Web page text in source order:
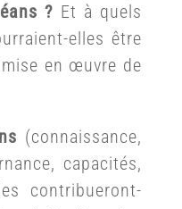
? Et à quels
elles être
en œuvre de
(connaissance,
capacités,
contribueront-